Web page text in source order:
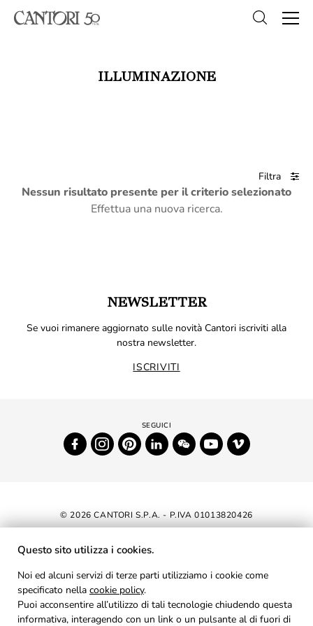
ILLUMINAZIONE
Filtra
Nessun risultato presente per il criterio selezionato
Effettua una nuova ricerca.
NEWSLETTER
Se vuoi rimanere aggiornato sulle novità Cantori iscriviti alla
nostra newsletter.
ISCRIVITI
© 2026 CANTORI S.P.A. - P.IVA 01013820426
DICHIARAZIONE DI ACCESSIBILITÀ
AREA RISERVATA
PRIVACY
Questo sito utilizza i cookies.
Noi ed alcuni servizi di terze parti utilizziamo i cookie come
specificato nella cookie policy.
Puoi acconsentire all’utilizzo di tali tecnologie chiudendo questa
informativa, interagendo con un link o un pulsante al di fuori di